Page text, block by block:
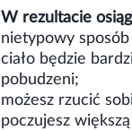
W rezultacie
nietypowy
ciało będzie
pobudzeni;
możesz rzucić
poczujesz